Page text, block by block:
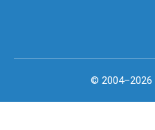
© 2004–2026